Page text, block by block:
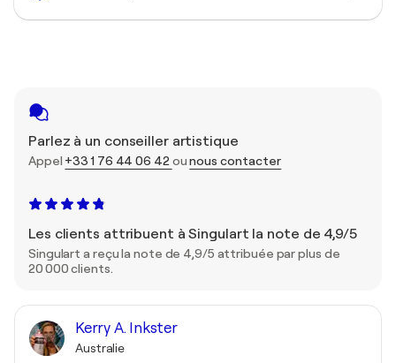
Parlez à un conseiller artistique
Appel +33 1 76 44 06 42 ounous contacter
Les clients attribuent à Singulart la note de 4,9/5
Singulart a reçu la note de 4,9/5 attribuée par plus de
20 000 clients.
Kerry A. Inkster
Australie